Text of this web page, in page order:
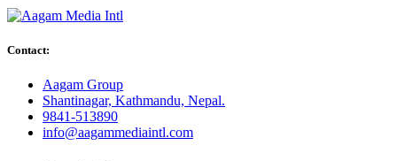
Contact:
Aagam Group
Shantinagar, Kathmandu, Nepal.
9841-513890
info@aagammediaintl.com